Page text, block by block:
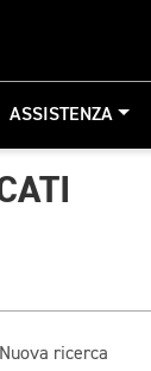
ASSISTENZA
Nuova ricerca